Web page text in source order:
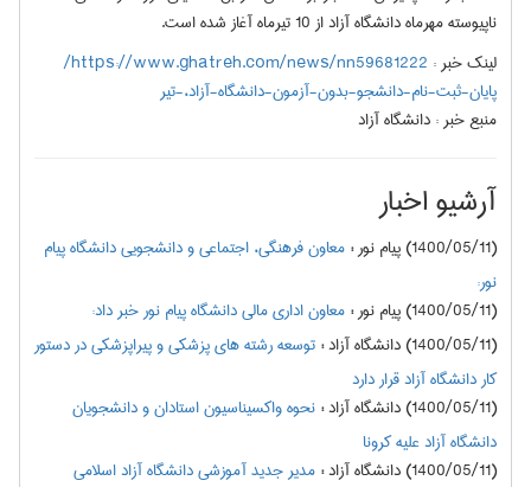
ناپیوسته مهرماه دانشگاه آزاد از 10 تیرماه آغاز شده است.
لینک خبر :
https://www.ghatreh.com/news/nn59681222/
پایان-ثبت-نام-دانشجو-بدون-آزمون-دانشگاه-آزاد،-تیر
منبع خبر :دانشگاه آزاد
آرشیو اخبار
(1400/05/11) پیام نور :معاون فرهنگی، اجتماعی و دانشجویی دانشگاه پیام
نور:
(1400/05/11) پیام نور
:معاون اداری مالی دانشگاه پیام نور خبر داد:
(1400/05/11) دانشگاه آزاد
:توسعه رشته های پزشکی و پیراپزشکی در دستور
کار دانشگاه آزاد قرار دارد
(1400/05/11) دانشگاه آزاد
:نحوه واکسیناسیون استادان و دانشجویان
دانشگاه آزاد علیه کرونا
(1400/05/11) دانشگاه آزاد
:مدیر جدید آموزشی دانشگاه آزاد اسلامی